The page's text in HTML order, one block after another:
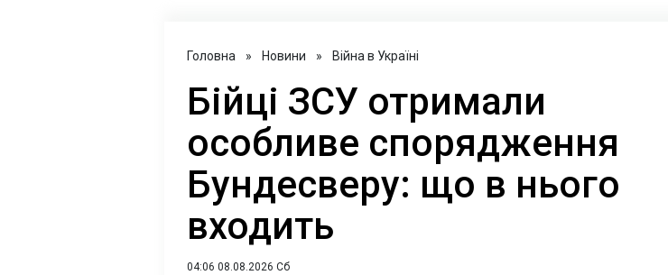
Головна » Новини » Війна в Україні
Бійці ЗСУ отримали
особливе спорядження
Бундесверу: що в нього
входить
04:06 08.08.2026 Сб